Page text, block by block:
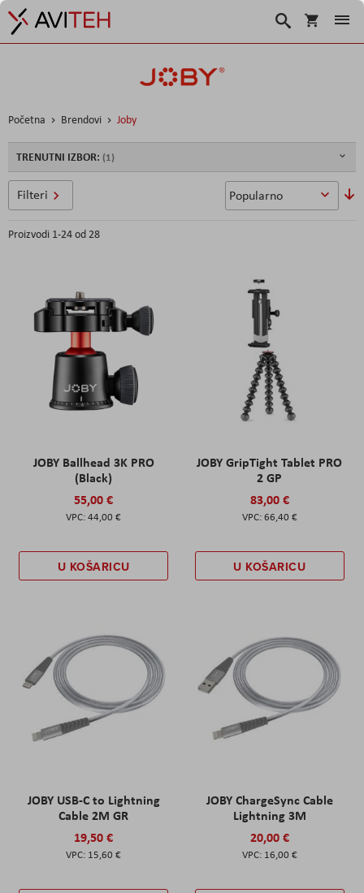
Košarica
Traži
Početna Brendovi Joby
Proizvodi 1-24od 28
JOBY Ballhead 3K PRO
(Black)
55,00 €
44,00 €
U KOŠARICU
JOBY GripTight Tablet PRO
2 GP
83,00 €
66,40 €
U KOŠARICU
JOBY USB-C to Lightning
Cable 2M GR
19,50 €
15,60 €
JOBY ChargeSync Cable
Lightning 3M
20,00 €
16,00 €
Filteri
TRENUTNI IZBOR: